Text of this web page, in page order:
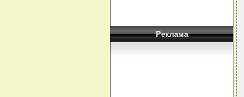
Реклама